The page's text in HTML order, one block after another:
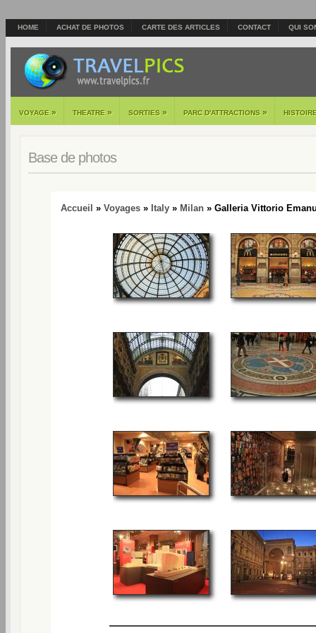
HOME ACHAT DE PHOTOS CARTE DES ARTICLES CONTACT QUI
VOYAGE » THEATRE » SORTIES » PARC D'ATTRACTIONS »
Base de photos
Accueil » Voyages » Italy » Milan » Galleria Vittorio